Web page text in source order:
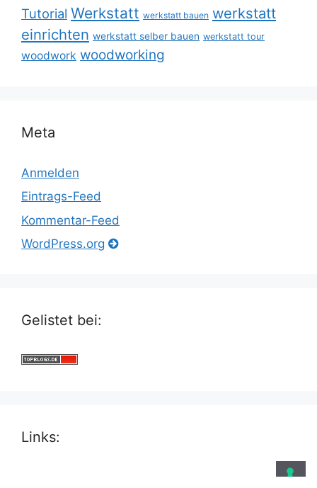
Tutorial Werkstatt werkstatt bauen werkstatt
einrichten werkstatt selber bauen werkstatt tour
woodwork woodworking
Meta
Anmelden
Eintrags-Feed
Kommentar-Feed
WordPress.org
Gelistet bei:
Links: